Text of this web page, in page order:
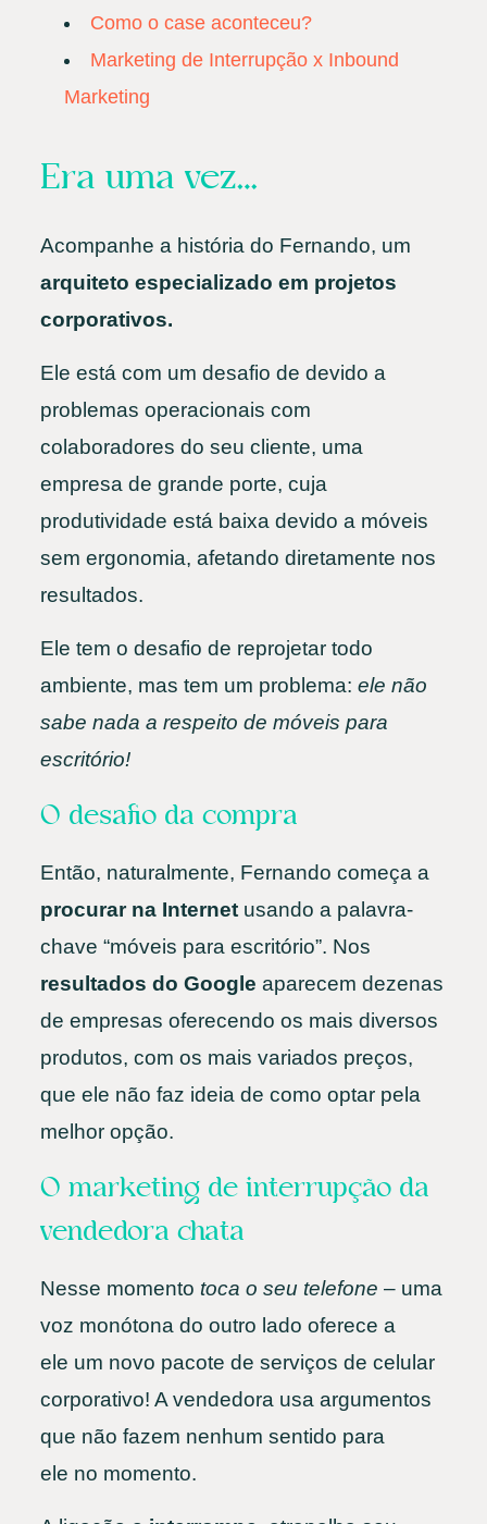
Como o case aconteceu?
Marketing de Interrupção x Inbound
Marketing
Era uma vez…
Acompanhe a história do Fernando, um
arquiteto especializado em projetos
corporativos.
Ele está com um desafio de devido a
problemas operacionais com
colaboradores do seu cliente, uma
empresa de grande porte, cuja
produtividade está baixa devido a móveis
sem ergonomia, afetando diretamente nos
resultados.
Ele tem o desafio de reprojetar todo
ambiente, mas tem um problema: ele não
sabe nada a respeito de móveis para
escritório!
O desafio da compra
Então, naturalmente, Fernando começa a
procurar na Internetusando a palavra-
chave “móveis para escritório”. Nos
resultados do Google aparecem dezenas
de empresas oferecendo os mais diversos
produtos, com os mais variados preços,
que ele não faz ideia de como optar pela
melhor opção.
O marketing de interrupção da
vendedora chata
Nesse momento toca o seu telefone – uma
voz monótona do outro lado oferece a
ele um novo pacote de serviços de celular
corporativo! A vendedora usa argumentos
que não fazem nenhum sentido para
ele no momento.